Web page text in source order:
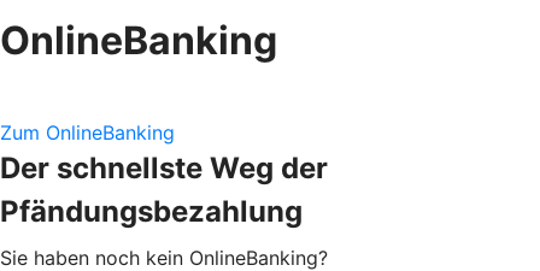
OnlineBanking
Zum OnlineBanking
Der schnellste Weg der
Pfändungsbezahlung
Sie haben noch kein OnlineBanking?